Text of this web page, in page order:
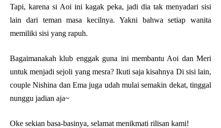
Tapi, karena si Aoi ini kagak peka, jadi dia tak menyadari sisi
lain dari teman masa kecilnya. Yakni bahwa setiap wanita
memiliki sisi yang rapuh.
Bagaimanakah klub enggak guna ini membantu Aoi dan Meri
untuk menjadi sejoli yang mesra? Ikuti saja kisahnya Di sisi lain,
couple Nishina dan Ema juga udah mulai semakin dekat, tinggal
nunggu jadian aja~
Oke sekian basa-basinya, selamat menikmati rilisan kami!